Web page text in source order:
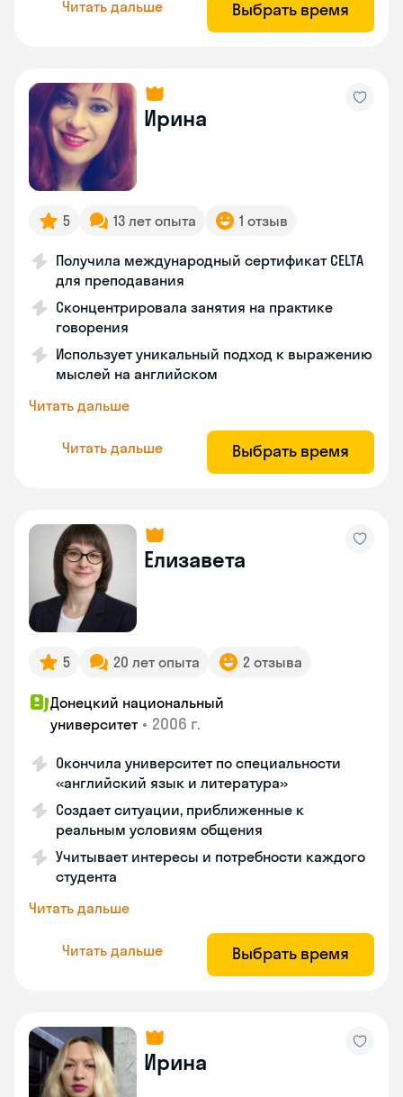
Читать дальше Выбрать время
Ирина
5 13 лет опыта 1 отзыв
Получила международный сертификат CELTA
для преподавания
Сконцентрировала занятия на практике
говорения
Использует уникальный подход к выражению
мыслей на английском
Читать дальше
Читать дальше Выбрать время
Елизавета
5 20 лет опыта 2 отзыва
Донецкий национальный
университет • 2006 г.
Окончила университет по специальности
«английский язык и литература»
Создает ситуации, приближенные к
реальным условиям общения
Учитывает интересы и потребности каждого
студента
Читать дальше
Читать дальше Выбрать время
Ирина